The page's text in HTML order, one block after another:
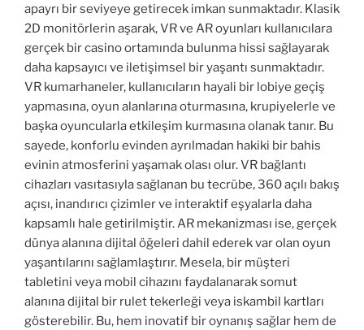
apayrı bir seviyeye getirecek imkan sunmaktadır. Klasik
2D monitörlerin aşarak, VR ve AR oyunları kullanıcılara
gerçek bir casino ortamında bulunma hissi sağlayarak
daha kapsayıcı ve iletişimsel bir yaşantı sunmaktadır.
VR kumarhaneler, kullanıcıların hayali bir lobiye geçiş
yapmasına, oyun alanlarına oturmasına, krupiyelerle ve
başka oyuncularla etkileşim kurmasına olanak tanır. Bu
sayede, konforlu evinden ayrılmadan hakiki bir bahis
evinin atmosferini yaşamak olası olur. VR bağlantı
cihazları vasıtasıyla sağlanan bu tecrübe, 360 açılı bakış
açısı, inandırıcı çizimler ve interaktif eşyalarla daha
kapsamlı hale getirilmiştir. AR mekanizması ise, gerçek
dünya alanına dijital öğeleri dahil ederek var olan oyun
yaşantılarını sağlamlaştırır. Mesela, bir müşteri
tabletini veya mobil cihazını faydalanarak somut
alanına dijital bir rulet tekerleği veya iskambil kartları
gösterebilir. Bu, hem inovatif bir oynanış sağlar hem de